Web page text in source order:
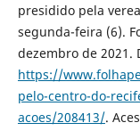
presidido pela
segunda-feira (6).
dezembro de 2021.
https://
pelo-centro-do-
acoes/208413/.